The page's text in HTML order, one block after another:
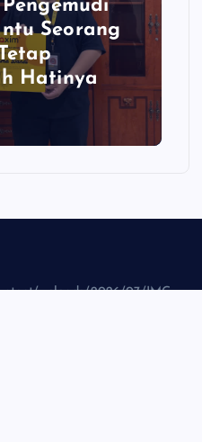
Seorang
Hatinya
uploads/2026/07/IMG-